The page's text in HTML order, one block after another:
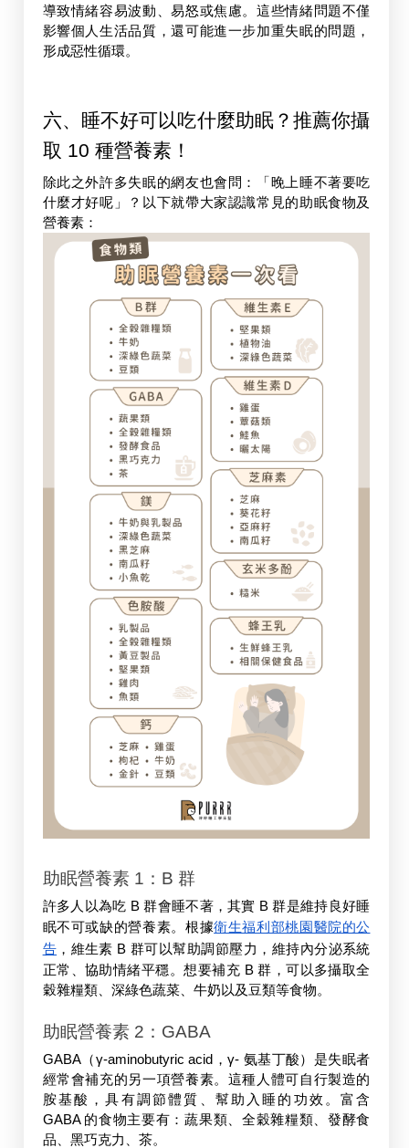
導致情緒容易波動、易怒或焦慮。這些情緒問題不僅
影響個人生活品質，還可能進一步加重失眠的問題，
形成惡性循環。
六、睡不好可以吃什麼助眠？推薦你攝
取 10 種營養素！
除此之外許多失眠的網友也會問：「 晚上睡不著要吃
什麼才好呢」？以下就帶大家認識常見的 助眠食物及
營養素：
助眠營養素 1：B 群
許多人以為吃 B 群會睡不著，其實 B 群是維持良好睡
眠不可或缺的營養素。根據衛生福利部桃園醫院的公
告 ，維生素 B 群可以幫助調節壓力，維持內分泌系統
正常、協助情緒平穩。想要補充 B 群，可以多攝取全
穀雜糧類、深綠色蔬菜、牛奶以及豆類等食物。
助眠營養素 2：GABA
GABA（γ-aminobutyric acid，γ- 氨基丁酸）是失眠者
經常會補充的另一項營養素。這種人體可自行製造的
胺基酸，具有調節體質、幫助入睡的功效。富含
GABA 的食物主要有：蔬果類、全穀雜糧類、發酵食
品、黑巧克力、茶。